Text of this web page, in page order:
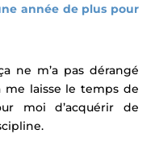
année de plus pour
ne m’a pas dérangé
me laisse le temps de
moi d’acquérir de